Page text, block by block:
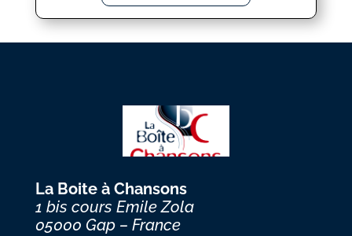
La Boite à Chansons
1 bis cours Emile Zola
05000 Gap – France